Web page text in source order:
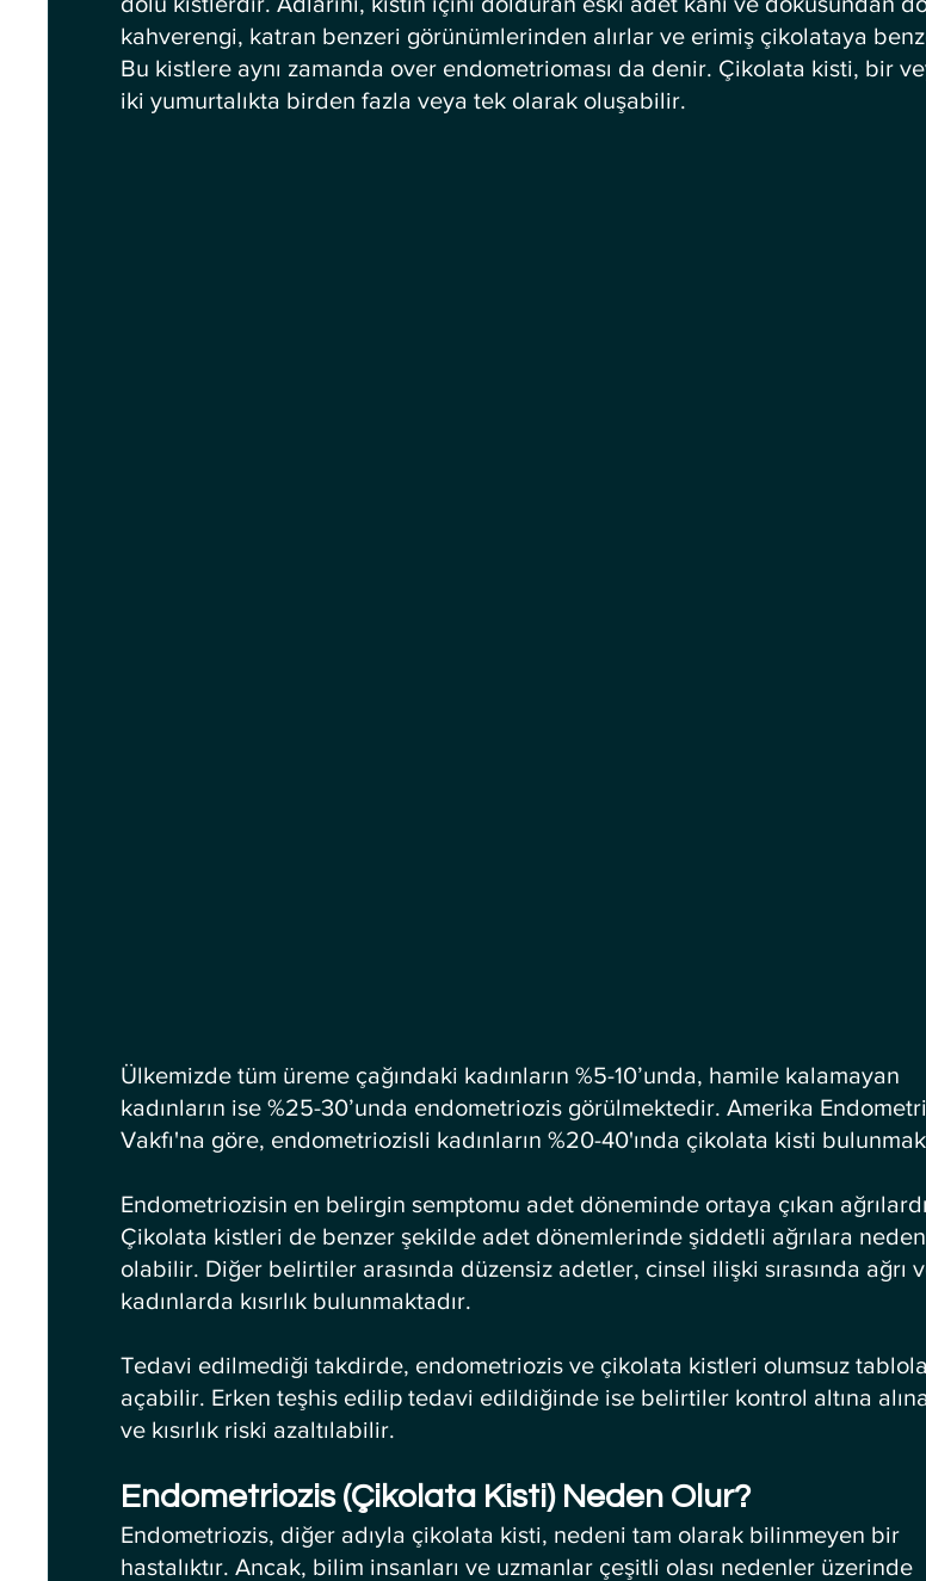
kahverengi, katran benzeri görünümlerinden alırlar ve erimiş çikolataya
Bu kistlere aynı zamanda over endometrioması da denir. Çikolata kisti, bir
iki yumurtalıkta birden fazla veya tek olarak oluşabilir.
Ülkemizde tüm üreme çağındaki kadınların %5-10’unda, hamile kalamayan
kadınların ise %25-30’unda endometriozis görülmektedir. Amerika
Vakfı'na göre, endometriozisli kadınların %20-40'ında çikolata kisti
Endometriozisin en belirgin semptomu adet döneminde ortaya çıkan
Çikolata kistleri de benzer şekilde adet dönemlerinde şiddetli ağrılara neden
olabilir. Diğer belirtiler arasında düzensiz adetler, cinsel ilişki sırasında ağrı
kadınlarda kısırlık bulunmaktadır.
Tedavi edilmediği takdirde, endometriozis ve çikolata kistleri olumsuz
açabilir. Erken teşhis edilip tedavi edildiğinde ise belirtiler kontrol altına
ve kısırlık riski azaltılabilir.
Endometriozis (Çikolata Kisti) Neden Olur?
Endometriozis, diğer adıyla çikolata kisti, nedeni tam olarak bilinmeyen bir
hastalıktır. Ancak, bilim insanları ve uzmanlar çeşitli olası nedenler üzerinde